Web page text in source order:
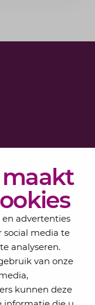
maakt
advertenties
social media te
analyseren.
van onze
kunnen deze
van Lansigt in